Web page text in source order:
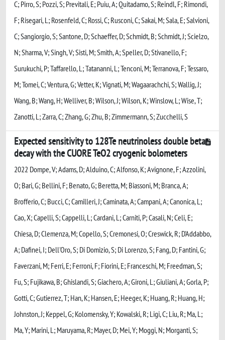
C; Pirro, S; Pozzi, S; Previtali, E; Puiu, A; Quitadamo, S; Reindl, F; Rimondi,
F; Risegari, L; Rosenfeld, C; Rossi, C; Rusconi, C; Sakai, M; Sala, E; Salvioni,
C; Sangiorgio, S; Santone, D; Schaeffer, D; Schmidt, B; Schmidt, J; Scielzo,
N; Sharma, V; Singh, V; Sisti, M; Smith, A; Speller, D; Stivanello, F;
Surukuchi, P; Taffarello, L; Tatananni, L; Tenconi, M; Terranova, F; Tessaro,
M; Tomei, C; Ventura, G; Vetter, K; Vignati, M; Wagaarachchi, S; Wallig, J;
Wang, B; Wang, H; Welliver, B; Wilson, J; Wilson, K; Winslow, L; Wise, T;
Zanotti, L; Zarra, C; Zhang, G; Zhu, B; Zimmermann, S; Zucchelli, S
Expected sensitivity to 128Te neutrinoless double beta
decay with the CUORE TeO2 cryogenic bolometers
2022 Dompe, V; Adams, D; Alduino, C; Alfonso, K; Avignone, F; Azzolini,
O; Bari, G; Bellini, F; Benato, G; Beretta, M; Biassoni, M; Branca, A;
Brofferio, C; Bucci, C; Camilleri, J; Caminata, A; Campani, A; Canonica, L;
Cao, X; Capelli, S; Cappelli, L; Cardani, L; Carniti, P; Casali, N; Celi, E;
Chiesa, D; Clemenza, M; Copello, S; Cremonesi, O; Creswick, R; D'Addabbo,
A; Dafinei, I; Dell'Oro, S; Di Domizio, S; Di Lorenzo, S; Fang, D; Fantini, G;
Faverzani, M; Ferri, E; Ferroni, F; Fiorini, E; Franceschi, M; Freedman, S;
Fu, S; Fujikawa, B; Ghislandi, S; Giachero, A; Gironi, L; Giuliani, A; Gorla, P;
Gotti, C; Gutierrez, T; Han, K; Hansen, E; Heeger, K; Huang, R; Huang, H;
Johnston, J; Keppel, G; Kolomensky, Y; Kowalski, R; Ligi, C; Liu, R; Ma, L;
Ma, Y; Marini, L; Maruyama, R; Mayer, D; Mei, Y; Moggi, N; Morganti, S;